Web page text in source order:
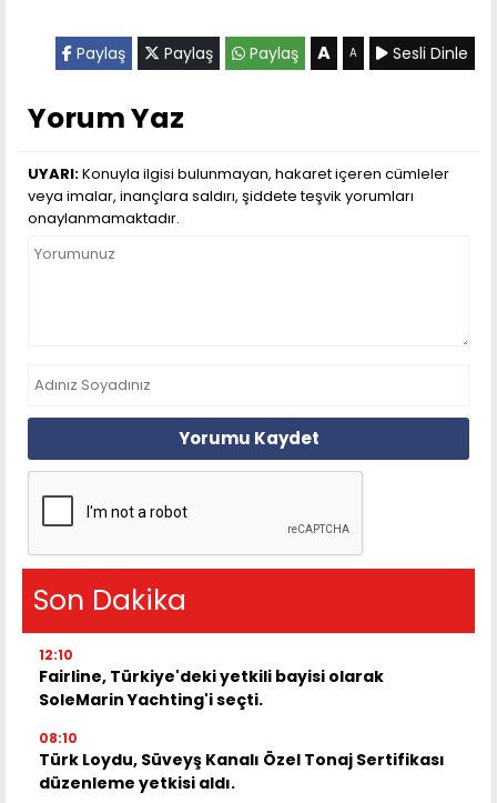
Paylaş Paylaş Paylaş A A Sesli Dinle
Yorum Yaz
UYARI:Konuyla ilgisi bulunmayan, hakaret içeren cümleler
veya imalar, inançlara saldırı, şiddete teşvik yorumları
onaylanmamaktadır.
Yorumu Kaydet
Son Dakika
12:10
Fairline, Türkiye'deki yetkili bayisi olarak
SoleMarin Yachting'i seçti.
08:10
Türk Loydu, Süveyş Kanalı Özel Tonaj Sertifikası
düzenleme yetkisi aldı.